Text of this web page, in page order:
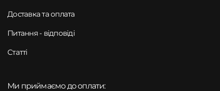
Доставка та оплата
Питання - відповіді
Статті
Ми приймаємо до оплати: